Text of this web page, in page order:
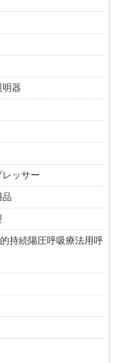
器
ッサー
品
持続陽圧呼吸療法用呼